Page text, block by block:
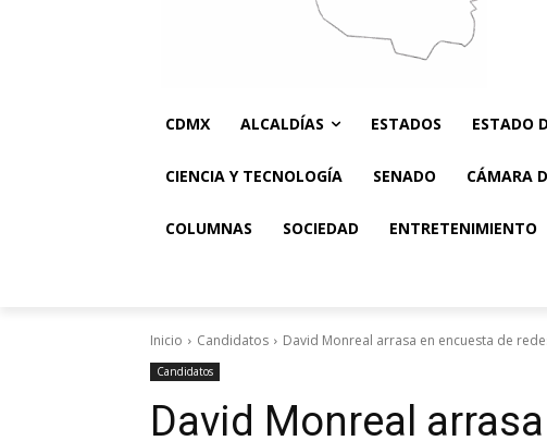
CDMX ALCALDÍAS ESTADOS ESTADO
CIENCIA Y TECNOLOGÍA SENADO CÁMARA
COLUMNAS SOCIEDAD ENTRETENIMIENTO
Inicio Candidatos David Monreal arrasa en encuesta de
Candidatos
David Monreal